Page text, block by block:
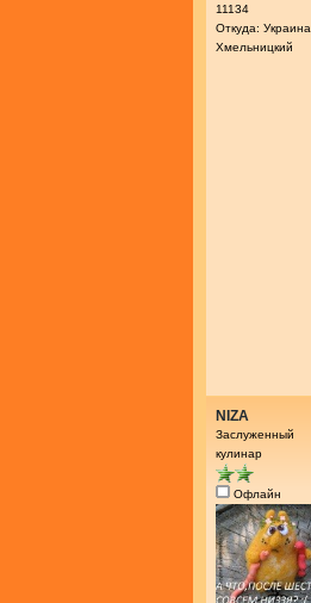
11134
Откуда: Украина,
Хмельницкий
NIZA
Заслуженный
кулинар
Офлайн